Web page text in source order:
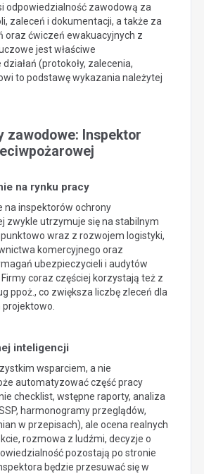
odpowiedzialność zawodową za
zaleceń i dokumentacji, a także za
oraz ćwiczeń ewakuacyjnych z
jest właściwe
(protokoły, zalecenia,
to podstawę wykazania należytej
zawodowe: Inspektor
na rynku pracy
na inspektorów ochrony
zwykle utrzymuje się na stabilnym
wraz z rozwojem logistyki,
komercyjnego oraz
ubezpieczycieli i audytów
coraz częściej korzystają też z
ppoż., co zwiększa liczbę zleceń dla
inteligencji
wsparciem, a nie
automatyzować część pracy
checklist, wstępne raporty, analiza
harmonogramy przeglądów,
w przepisach), ale ocena realnych
rozmowa z ludźmi, decyzje o
pozostają po stronie
będzie przesuwać się w